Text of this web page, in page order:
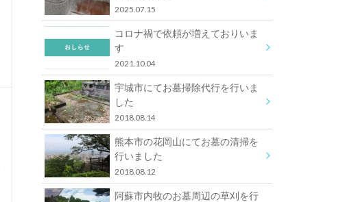
2025.07.15
コロナ禍で依頼が増えておりいま
す
2021.10.04
宇城市にてお墓掃除代行を行いま
した
2018.08.14
熊本市の花岡山にてお墓の清掃を
行いました
2018.08.12
阿蘇市内牧のお墓周辺の草刈を行